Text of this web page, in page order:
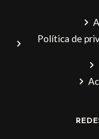
Política de